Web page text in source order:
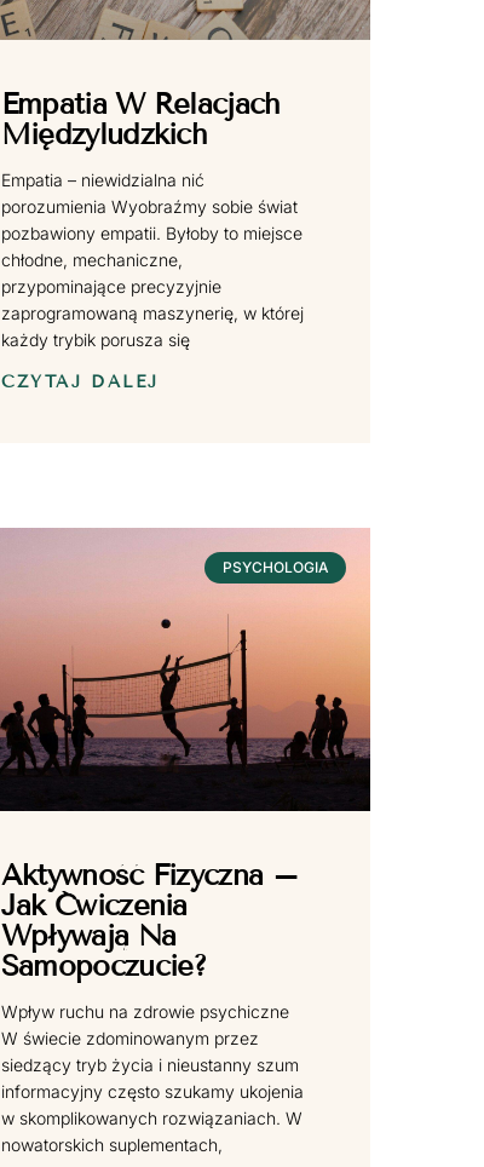
Empatia W Relacjach
Międzyludzkich
Empatia – niewidzialna nić
porozumienia Wyobraźmy sobie świat
pozbawiony empatii. Byłoby to miejsce
chłodne, mechaniczne,
przypominające precyzyjnie
zaprogramowaną maszynerię, w której
każdy trybik porusza się
CZYTAJ DALEJ
PSYCHOLOGIA
Aktywność Fizyczna –
Jak Ćwiczenia
Wpływają Na
Samopoczucie?
Wpływ ruchu na zdrowie psychiczne
W świecie zdominowanym przez
siedzący tryb życia i nieustanny szum
informacyjny często szukamy ukojenia
w skomplikowanych rozwiązaniach. W
nowatorskich suplementach,